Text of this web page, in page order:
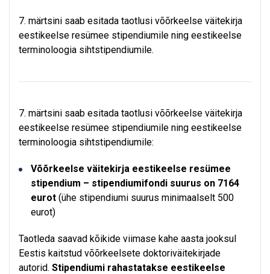
7. märtsini saab esitada taotlusi võõrkeelse väitekirja
eestikeelse resümee stipendiumile ning eestikeelse
terminoloogia sihtstipendiumile.
7. märtsini saab esitada taotlusi võõrkeelse väitekirja
eestikeelse resümee stipendiumile ning eestikeelse
terminoloogia sihtstipendiumile:
Võõrkeelse väitekirja eestikeelse resümee
stipendium – stipendiumifondi suurus on 7164
eurot (ühe stipendiumi suurus minimaalselt 500
eurot)
Taotleda saavad kõikide viimase kahe aasta jooksul
Eestis kaitstud võõrkeelsete doktoriväitekirjade
autorid. Stipendiumi rahastatakse eestikeelse